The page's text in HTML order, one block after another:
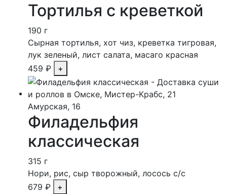
Тортилья с креветкой
190 г
Сырная тортилья, хот чиз, креветка тигровая,
лук зеленый, лист салата, масаго красная
459 ₽
Филадельфия
классическая
315 г
Нори, рис, сыр творожный, лосось с/с
679 ₽